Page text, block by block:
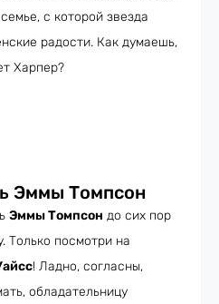
с которой звезда
радости. Как думаешь,
Харпер?
Эммы Томпсон
Эммы Томпсон до сих пор
Только посмотри на
! Ладно, согласны,
обладательницу